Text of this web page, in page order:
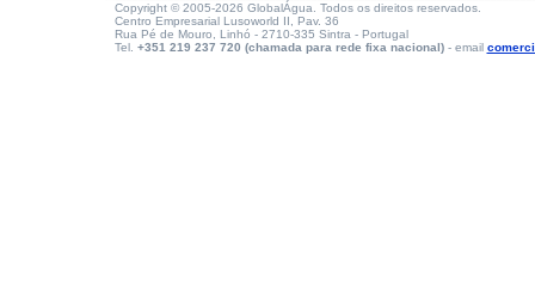
Copyright © 2005-2026 GlobalÁgua. Todos os direitos reservados.
Centro Empresarial Lusoworld II, Pav. 36
Rua Pé de Mouro, Linhó - 2710-335 Sintra - Portugal
Tel. +351 219 237 720 (chamada para rede fixa nacional)- email